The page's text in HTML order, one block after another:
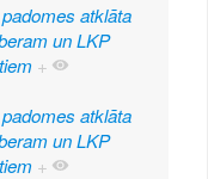
atklāta
un LKP
+
atklāta
un LKP
+